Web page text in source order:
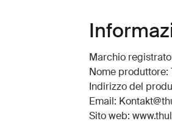
Marchio
Nome produttore:
Indirizzo del
Email:
Sito web: